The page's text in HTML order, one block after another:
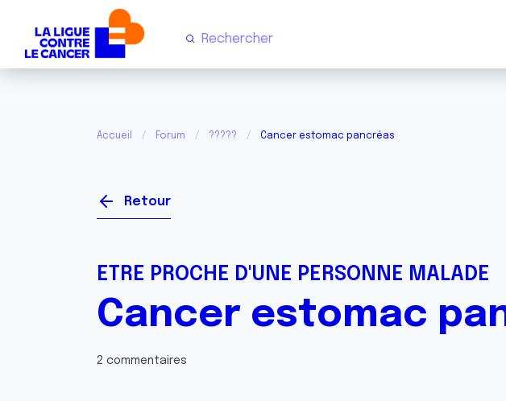
Accueil Forum ????? Cancer estomac pancréas
Retour
ETRE PROCHE D'UNE PERSONNE MALADE
Cancer estomac
2 commentaires